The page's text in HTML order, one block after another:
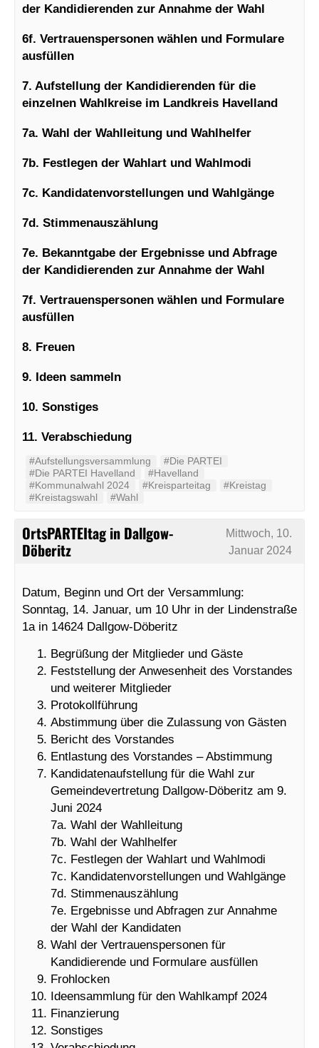
der Kandidierenden zur Annahme der Wahl
6f. Vertrauenspersonen wählen und Formulare
ausfüllen
7. Aufstellung der Kandidierenden für die
einzelnen Wahlkreise im Landkreis Havelland
7a. Wahl der Wahlleitung und Wahlhelfer
7b. Festlegen der Wahlart und Wahlmodi
7c. Kandidatenvorstellungen und Wahlgänge
7d. Stimmenauszählung
7e. Bekanntgabe der Ergebnisse und Abfrage
der Kandidierenden zur Annahme der Wahl
7f. Vertrauenspersonen wählen und Formulare
ausfüllen
8. Freuen
9. Ideen sammeln
10. Sonstiges
11. Verabschiedung
#Aufstellungsversammlung
#Die PARTEI
#Die PARTEI Havelland
#Havelland
#Kommunalwahl 2024
#Kreisparteitag
#Kreistag
#Kreistagswahl
#Wahl
OrtsPARTEItag in Dallgow-
Döberitz
Mittwoch, 10.
Januar 2024
Datum, Beginn und Ort der Versammlung:
Sonntag, 14. Januar, um 10 Uhr in der Lindenstraße
1a in 14624 Dallgow-Döberitz
Begrüßung der Mitglieder und Gäste
Feststellung der Anwesenheit des Vorstandes
und weiterer Mitglieder
Protokollführung
Abstimmung über die Zulassung von Gästen
Bericht des Vorstandes
Entlastung des Vorstandes – Abstimmung
Kandidatenaufstellung für die Wahl zur
Gemeindevertretung Dallgow-Döberitz am 9.
Juni 2024
7a. Wahl der Wahlleitung
7b. Wahl der Wahlhelfer
7c. Festlegen der Wahlart und Wahlmodi
7c. Kandidatenvorstellungen und Wahlgänge
7d. Stimmenauszählung
7e. Ergebnisse und Abfragen zur Annahme
der Wahl der Kandidaten
Wahl der Vertrauenspersonen für
Kandidierende und Formulare ausfüllen
Frohlocken
Ideensammlung für den Wahlkampf 2024
Finanzierung
Sonstiges